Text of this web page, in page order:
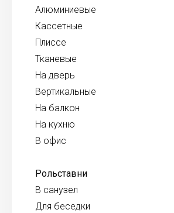
Алюминиевые
Кассетные
Плиссе
Тканевые
На дверь
Вертикальные
На балкон
На кухню
В офис
Рольставни
В санузел
Для беседки